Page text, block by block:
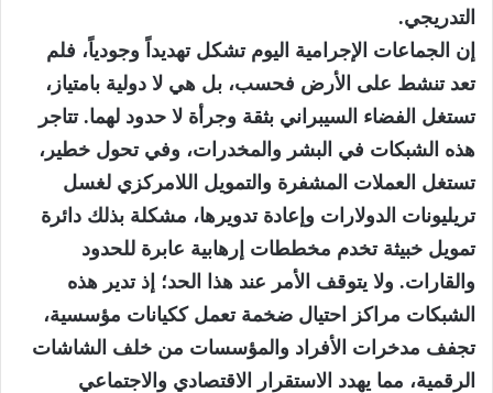
التدريجي.
إن الجماعات الإجرامية اليوم تشكل تهديداً وجودياً، فلم
تعد تنشط على الأرض فحسب، بل هي لا دولية بامتياز،
تستغل الفضاء السيبراني بثقة وجرأة لا حدود لهما. تتاجر
هذه الشبكات في البشر والمخدرات، وفي تحول خطير،
تستغل العملات المشفرة والتمويل اللامركزي لغسل
تريليونات الدولارات وإعادة تدويرها، مشكلة بذلك دائرة
تمويل خبيثة تخدم مخططات إرهابية عابرة للحدود
والقارات. ولا يتوقف الأمر عند هذا الحد؛ إذ تدير هذه
الشبكات مراكز احتيال ضخمة تعمل ككيانات مؤسسية،
تجفف مدخرات الأفراد والمؤسسات من خلف الشاشات
الرقمية، مما يهدد الاستقرار الاقتصادي والاجتماعي